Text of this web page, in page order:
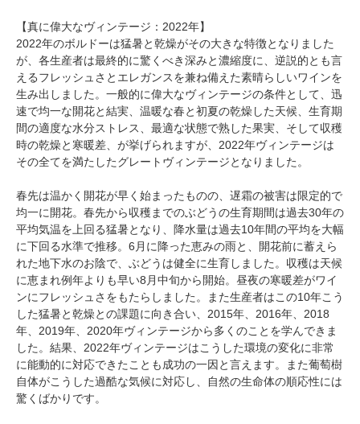
【真に偉大なヴィンテージ：2022年】
2022年のボルドーは猛暑と乾燥がその大きな特徴となりました
が、各生産者は最終的に驚くべき深みと濃縮度に、逆説的とも言
えるフレッシュさとエレガンスを兼ね備えた素晴らしいワインを
生み出しました。一般的に偉大なヴィンテージの条件として、迅
速で均一な開花と結実、温暖な春と初夏の乾燥した天候、生育期
間の適度な水分ストレス、最適な状態で熟した果実、そして収穫
時の乾燥と寒暖差、が挙げられますが、2022年ヴィンテージは
その全てを満たしたグレートヴィンテージとなりました。
春先は温かく開花が早く始まったものの、遅霜の被害は限定的で
均一に開花。春先から収穫までのぶどうの生育期間は過去30年の
平均気温を上回る猛暑となり、降水量は過去10年間の平均を大幅
に下回る水準で推移。6月に降った恵みの雨と、開花前に蓄えら
れた地下水のお陰で、ぶどうは健全に生育しました。収穫は天候
に恵まれ例年よりも早い8月中旬から開始。昼夜の寒暖差がワイ
ンにフレッシュさをもたらしました。また生産者はこの10年こう
した猛暑と乾燥との課題に向き合い、2015年、2016年、2018
年、2019年、2020年ヴィンテージから多くのことを学んできま
した。結果、2022年ヴィンテージはこうした環境の変化に非常
に能動的に対応できたことも成功の一因と言えます。また葡萄樹
自体がこうした過酷な気候に対応し、自然の生命体の順応性には
驚くばかりです。